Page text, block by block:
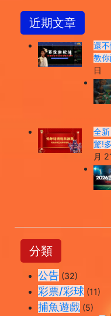
近期文章
還
教
日
全
驚!
月
分類
公告 (32)
彩票/彩球 (11)
捕魚遊戲 (5)